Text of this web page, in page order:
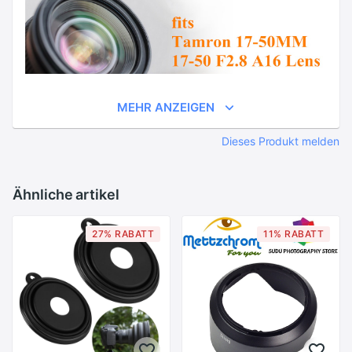
MEHR ANZEIGEN
Dieses Produkt melden
Ähnliche artikel
27% RABATT 11% RABATT